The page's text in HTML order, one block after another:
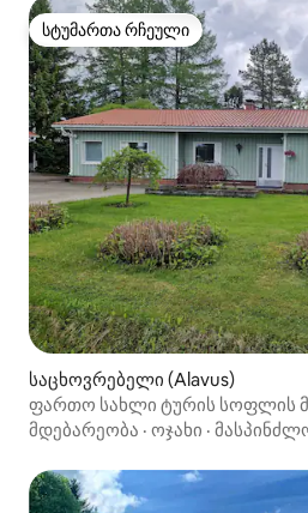
სტუმართა რჩეული
სტუმართა რჩეული
საცხოვრებელი (Alavus)
ფართო სახლი ტურის სოფლის
მდებარეობა · ოჯახი ·